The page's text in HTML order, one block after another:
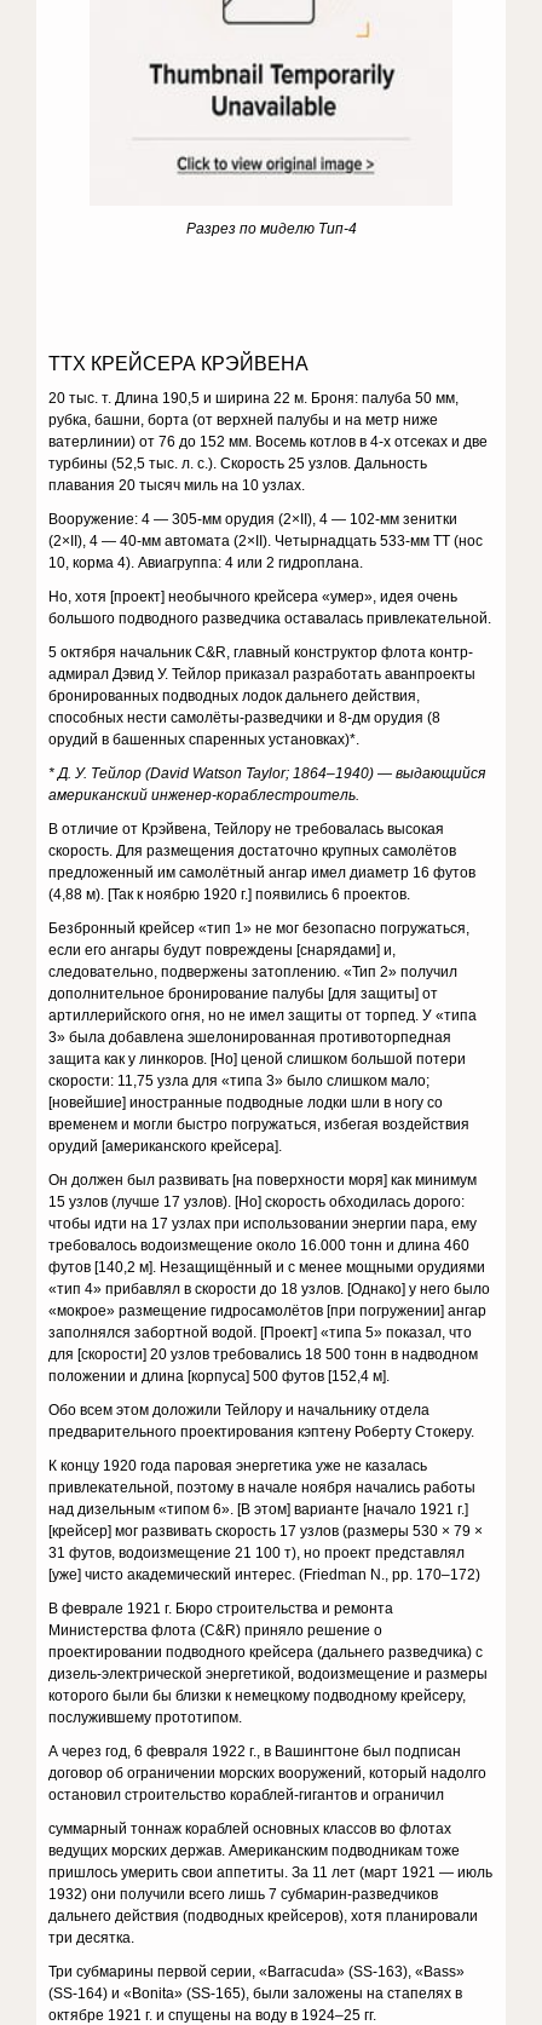
Разрез по миделю Тип-4
ТТХ КРЕЙСЕРА КРЭЙВЕНА
20 тыс. т. Длина 190,5 и ширина 22 м. Броня: палуба 50 мм,
рубка, башни, борта (от верхней палубы и на метр ниже
ватерлинии) от 76 до 152 мм. Восемь котлов в 4-х отсеках и две
турбины (52,5 тыс. л. с.). Скорость 25 узлов. Дальность
плавания 20 тысяч миль на 10 узлах.
Вооружение: 4 — 305-мм орудия (2×II), 4 — 102-мм зенитки
(2×II), 4 — 40-мм автомата (2×II). Четырнадцать 533-мм ТТ (нос
10, корма 4). Авиагруппа: 4 или 2 гидроплана.
Но, хотя [проект] необычного крейсера «умер», идея очень
большого подводного разведчика оставалась привлекательной.
5 октября начальник C&R, главный конструктор флота контр-
адмирал Дэвид У. Тейлор приказал разработать аванпроекты
бронированных подводных лодок дальнего действия,
способных нести самолёты-разведчики и 8-дм орудия (8
орудий в башенных спаренных установках)*.
* Д. У. Тейлор (David Watson Taylor; 1864–1940) — выдающийся
американский инженер-кораблестроитель.
В отличие от Крэйвена, Тейлору не требовалась высокая
скорость. Для размещения достаточно крупных самолётов
предложенный им самолётный ангар имел диаметр 16 футов
(4,88 м). [Так к ноябрю 1920 г.] появились 6 проектов.
Безбронный крейсер «тип 1» не мог безопасно погружаться,
если его ангары будут повреждены [снарядами] и,
следовательно, подвержены затоплению. «Тип 2» получил
дополнительное бронирование палубы [для защиты] от
артиллерийского огня, но не имел защиты от торпед. У «типа
3» была добавлена эшелонированная противоторпедная
защита как у линкоров. [Но] ценой слишком большой потери
скорости: 11,75 узла для «типа 3» было слишком мало;
[новейшие] иностранные подводные лодки шли в ногу со
временем и могли быстро погружаться, избегая воздействия
орудий [американского крейсера].
Он должен был развивать [на поверхности моря] как минимум
15 узлов (лучше 17 узлов). [Но] скорость обходилась дорого:
чтобы идти на 17 узлах при использовании энергии пара, ему
требовалось водоизмещение около 16.000 тонн и длина 460
футов [140,2 м]. Незащищённый и с менее мощными орудиями
«тип 4» прибавлял в скорости до 18 узлов. [Однако] у него было
«мокрое» размещение гидросамолётов [при погружении] ангар
заполнялся забортной водой. [Проект] «типа 5» показал, что
для [скорости] 20 узлов требовались 18 500 тонн в надводном
положении и длина [корпуса] 500 футов [152,4 м].
Обо всем этом доложили Тейлору и начальнику отдела
предварительного проектирования кэптену Роберту Стокеру.
К концу 1920 года паровая энергетика уже не казалась
привлекательной, поэтому в начале ноября начались работы
над дизельным «типом 6». [В этом] варианте [начало 1921 г.]
[крейсер] мог развивать скорость 17 узлов (размеры 530 × 79 ×
31 футов, водоизмещение 21 100 т), но проект представлял
[уже] чисто академический интерес. (Friedman N., pp. 170–172)
В феврале 1921 г. Бюро строительства и ремонта
Министерства флота (C&R) приняло решение о
проектировании подводного крейсера (дальнего разведчика) с
дизель-электрической энергетикой, водоизмещение и размеры
которого были бы близки к немецкому подводному крейсеру,
послужившему прототипом.
А через год, 6 февраля 1922 г., в Вашингтоне был подписан
договор об ограничении морских вооружений, который надолго
остановил строительство кораблей-гигантов и ограничил
суммарный тоннаж кораблей основных классов во флотах
ведущих морских держав. Американским подводникам тоже
пришлось умерить свои аппетиты. За 11 лет (март 1921 — июль
1932) они получили всего лишь 7 субмарин-разведчиков
дальнего действия (подводных крейсеров), хотя планировали
три десятка.
Три субмарины первой серии, «Barracuda» (SS-163), «Bass»
(SS-164) и «Bonita» (SS-165), были заложены на стапелях в
октябре 1921 г. и спущены на воду в 1924–25 гг.